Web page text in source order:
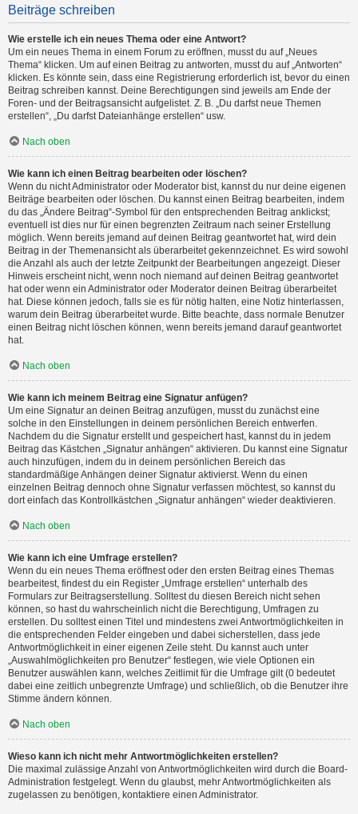
Beiträge schreiben
Wie erstelle ich ein neues Thema oder eine Antwort?
Um ein neues Thema in einem Forum zu eröffnen, musst du auf „Neues
Thema“ klicken. Um auf einen Beitrag zu antworten, musst du auf „Antworten“
klicken. Es könnte sein, dass eine Registrierung erforderlich ist, bevor du einen
Beitrag schreiben kannst. Deine Berechtigungen sind jeweils am Ende der
Foren- und der Beitragsansicht aufgelistet. Z. B. „Du darfst neue Themen
erstellen“, „Du darfst Dateianhänge erstellen“ usw.
Nach oben
Wie kann ich einen Beitrag bearbeiten oder löschen?
Wenn du nicht Administrator oder Moderator bist, kannst du nur deine eigenen
Beiträge bearbeiten oder löschen. Du kannst einen Beitrag bearbeiten, indem
du das „Ändere Beitrag“-Symbol für den entsprechenden Beitrag anklickst;
eventuell ist dies nur für einen begrenzten Zeitraum nach seiner Erstellung
möglich. Wenn bereits jemand auf deinen Beitrag geantwortet hat, wird dein
Beitrag in der Themenansicht als überarbeitet gekennzeichnet. Es wird sowohl
die Anzahl als auch der letzte Zeitpunkt der Bearbeitungen angezeigt. Dieser
Hinweis erscheint nicht, wenn noch niemand auf deinen Beitrag geantwortet
hat oder wenn ein Administrator oder Moderator deinen Beitrag überarbeitet
hat. Diese können jedoch, falls sie es für nötig halten, eine Notiz hinterlassen,
warum dein Beitrag überarbeitet wurde. Bitte beachte, dass normale Benutzer
einen Beitrag nicht löschen können, wenn bereits jemand darauf geantwortet
hat.
Nach oben
Wie kann ich meinem Beitrag eine Signatur anfügen?
Um eine Signatur an deinen Beitrag anzufügen, musst du zunächst eine
solche in den Einstellungen in deinem persönlichen Bereich entwerfen.
Nachdem du die Signatur erstellt und gespeichert hast, kannst du in jedem
Beitrag das Kästchen „Signatur anhängen“ aktivieren. Du kannst eine Signatur
auch hinzufügen, indem du in deinem persönlichen Bereich das
standardmäßige Anhängen deiner Signatur aktivierst. Wenn du einen
einzelnen Beitrag dennoch ohne Signatur verfassen möchtest, so kannst du
dort einfach das Kontrollkästchen „Signatur anhängen“ wieder deaktivieren.
Nach oben
Wie kann ich eine Umfrage erstellen?
Wenn du ein neues Thema eröffnest oder den ersten Beitrag eines Themas
bearbeitest, findest du ein Register „Umfrage erstellen“ unterhalb des
Formulars zur Beitragserstellung. Solltest du diesen Bereich nicht sehen
können, so hast du wahrscheinlich nicht die Berechtigung, Umfragen zu
erstellen. Du solltest einen Titel und mindestens zwei Antwortmöglichkeiten in
die entsprechenden Felder eingeben und dabei sicherstellen, dass jede
Antwortmöglichkeit in einer eigenen Zeile steht. Du kannst auch unter
„Auswahlmöglichkeiten pro Benutzer“ festlegen, wie viele Optionen ein
Benutzer auswählen kann, welches Zeitlimit für die Umfrage gilt (0 bedeutet
dabei eine zeitlich unbegrenzte Umfrage) und schließlich, ob die Benutzer ihre
Stimme ändern können.
Nach oben
Wieso kann ich nicht mehr Antwortmöglichkeiten erstellen?
Die maximal zulässige Anzahl von Antwortmöglichkeiten wird durch die Board-
Administration festgelegt. Wenn du glaubst, mehr Antwortmöglichkeiten als
zugelassen zu benötigen, kontaktiere einen Administrator.